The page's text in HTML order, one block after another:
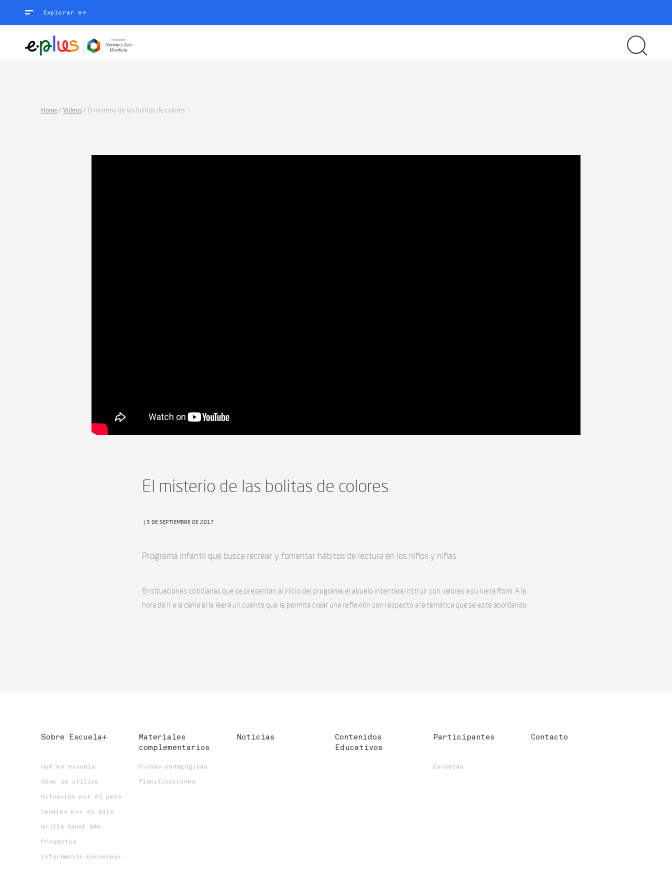
Explorar e+
Home / Videos / El misterio de las bolitas de colores
El misterio de las bolitas de colores
| 5 DE SEPTIEMBRE DE 2017
Programa infantil que busca recrear y fomentar hábitos de lectura en los niños y niñas.
En situaciones cotidianas que se presentan al inicio del programa, el abuelo intentará instruir con valores a su nieta Romi. A la
hora de ir a la cama él le leerá un cuento que le permita crear una reflexión con respecto a la temática que se esté abordando.
Sobre Escuela+
Qué es escuela
Cómo se utiliza
Situación por el país
Canales por el país
Grilla Canal 804
Proyectos
Información Escuelas+
Materiales
complementarios
Fichas pedagógicas
Planificaciones
Noticias
Contenidos
Educativos
Participantes
Escuelas
Contacto